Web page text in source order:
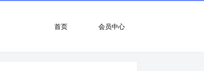
会员中心
首页